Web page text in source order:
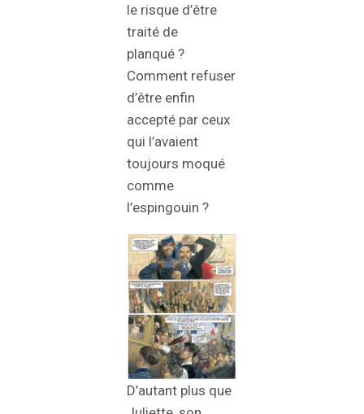
le risque d’être
traité de
planqué ?
Comment refuser
d’être enfin
accepté par ceux
qui l’avaient
toujours moqué
comme
l’espingouin ?
D’autant plus que